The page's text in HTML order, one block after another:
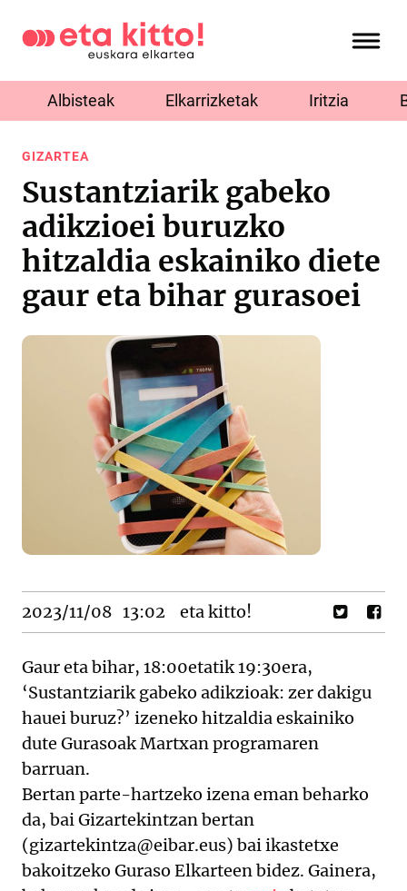
Albisteak Elkarrizketak Iritzia
GIZARTEA
Sustantziarik gabeko
adikzioei buruzko
hitzaldia eskainiko diete
gaur eta bihar gurasoei
2023/11/08 13:02 eta kitto!
Gaur eta bihar, 18:00etatik 19:30era,
‘Sustantziarik gabeko adikzioak: zer dakigu
hauei buruz?’ izeneko hitzaldia eskainiko
dute Gurasoak Martxan programaren
barruan.
Bertan parte-hartzeko izena eman beharko
da, bai Gizartekintzan bertan
(gizartekintza@eibar.eus) bai ikastetxe
bakoitzeko Guraso Elkarteen bidez. Gainera,